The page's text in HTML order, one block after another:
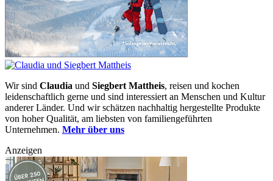
Wir sind Claudia und Siegbert Mattheis, reisen und kochen
leidenschaftlich gerne und sind interessiert an Menschen und Kultur
anderer Länder. Und wir schätzen nachhaltig hergestellte Produkte
von hoher Qualität, am liebsten von familiengeführten
Unternehmen. Mehr über uns
Anzeigen